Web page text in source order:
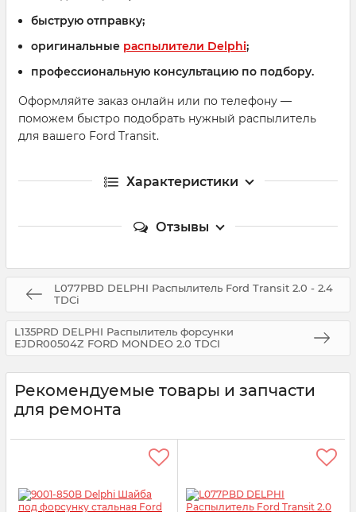
быструю отправку;
оригинальные распылители Delphi;
профессиональную консультацию по подбору.
Оформляйте заказ онлайн или по телефону —
поможем быстро подобрать нужный распылитель
для вашего Ford Transit.
Характеристики
Отзывы
L077PBD DELPHI Распылитель Ford Transit 2.0 - 2.4
TDCi
L135PRD DELPHI Распылитель форсунки
EJDR00504Z FORD MONDEO 2.0 TDCI
Рекомендуемые товары и запчасти
для ремонта